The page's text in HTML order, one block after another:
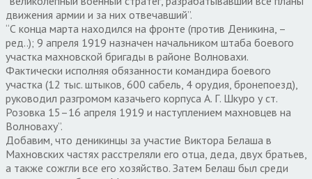
движения армии и за них отвечавший”.
“С конца марта находился на фронте (против Деникина, –
ред..); 9 апреля 1919 назначен начальником штаба боевого
участка махновской бригады в районе Волновахи.
Фактически исполняя обязанности командира боевого
участка (12 тыс. штыков, 600 сабель, 4 орудия, бронепоезд),
руководил разгромом казачьего корпуса А. Г. Шкуро у ст.
Розовка 15–16 апреля 1919 и наступлением махновцев на
Волноваху”.
Добавим, что деникинцы за участие Виктора Белаша в
Махновских частях расстреляли его отца, деда, двух братьев,
а также сожгли все его хозяйство. Затем Белаш был среди